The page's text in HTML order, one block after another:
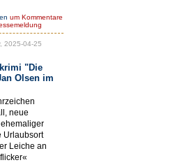
um Kommentare
2025-04-25
"Die
Olsen im
neue
Urlaubsort
Leiche an